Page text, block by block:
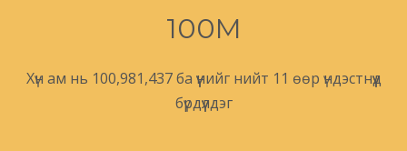
100M
Хүн ам нь 100,981,437 ба үүнийг нийт 11 өөр үндэстнүүд
бүрдүүлдэг